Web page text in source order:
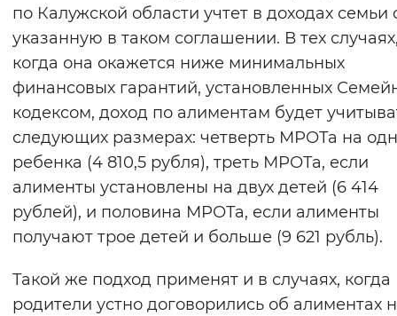
по Калужской области учтет в доходах семьи
указанную в таком соглашении. В тех
когда она окажется ниже минимальных
финансовых гарантий, установленных
кодексом, доход по алиментам будет
следующих размерах: четверть МРОТа на
ребенка (4 810,5 рубля), треть МРОТа, если
алименты установлены на двух детей (6 414
рублей), и половина МРОТа, если алименты
получают трое детей и больше (9 621 рубль).
Такой же подход применят и в случаях, когда
родители устно договорились об алиментах